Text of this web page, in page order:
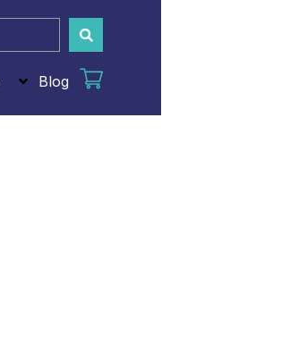
Blog